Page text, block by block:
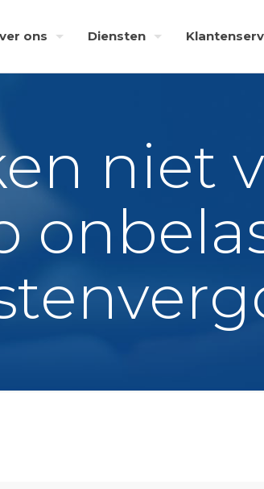
ons Diensten
niet